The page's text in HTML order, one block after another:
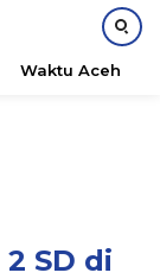
Waktu Aceh
SD di